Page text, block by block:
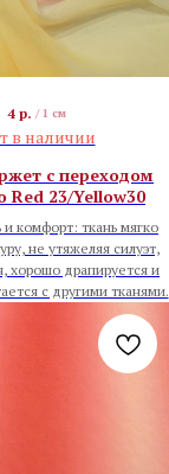
4 р. / 1 см
в наличии
с переходом
Red 23/Yellow30
комфорт: ткань мягко
не утяжеляя силуэт,
хорошо драпируется и
с другими тканями.